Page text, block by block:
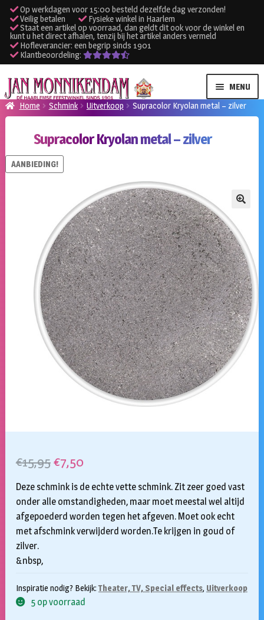
Op werkdagen voor 15:00 besteld dezelfde dag verzonden!
Veilig betalen
Fysieke winkel in Haarlem
Staat een artikel op voorraad, dan geldt dit ook voor de winkel en
kunt u het direct afhalen, tenzij bij het artikel anders vermeld
Hofleverancier: een begrip sinds 1901
Klantbeoordeling:
Ga
door
naar
Ga
naar
de
MENU
Verhuur apparatuur
Klantenservice
Inloggen
Home Schmink Uitverkoop Supracolor Kryolan metal – zilver
Supracolor Kryolan metal – zilver
AANBIEDING!
€15,95Oorspronkelijke
prijs
was:
€15,95.
€7,50Huidige
prijs
is:
€7,50.
Deze schmink is de echte vette schmink. Zit zeer goed vast
onder alle omstandigheden, maar moet meestal wel altijd
afgepoederd worden tegen het afgeven. Moet ook echt
met afschmink verwijderd worden.Te krijgen in goud of
zilver.
&nbsp,
Inspiratie nodig? Bekijk:Theater, TV, Special effects, Uitverkoop
5 op voorraad